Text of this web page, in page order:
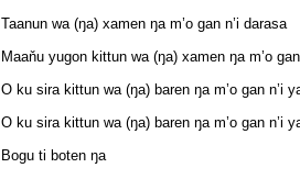
Taanun wa (ŋa) xamen ŋa m’o gan n’i darasa
Maaňu yugon kittun wa (ŋa) xamen ŋa m’o
O ku sira kittun wa (ŋa) baren ŋa m’o gan n’i
O ku sira kittun wa (ŋa) baren ŋa m’o gan n’i
Bogu ti boten ŋa